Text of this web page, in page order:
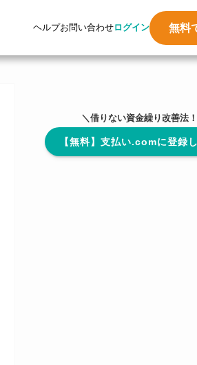
ヘルプお問い合わせログイン 無料
＼借りない資金繰り改善法
【無料】支払い.comに登録